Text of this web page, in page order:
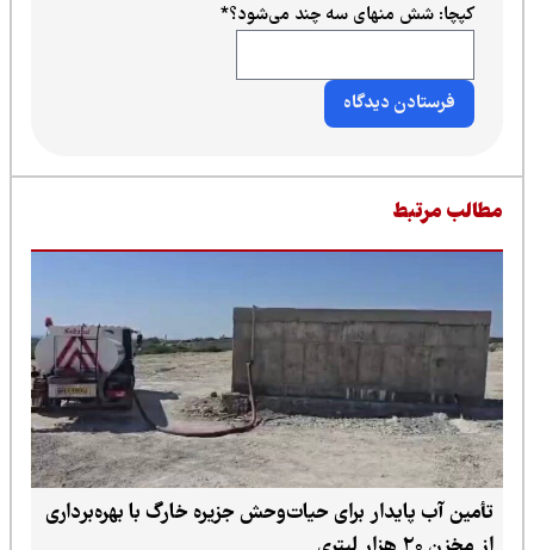
کپچا: شش منهای سه چند می‌شود؟*
مرتبط
تأمین آب پایدار برای حیات‌وحش جزیره خارگ با بهره‌برداری